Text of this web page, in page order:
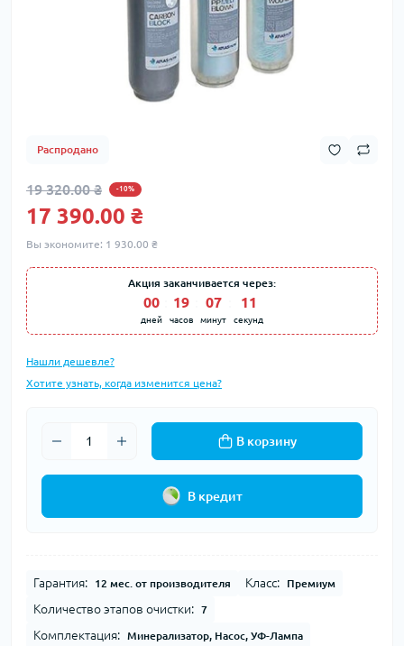
Распродано
19 320.00 ₴ -10%
17 390.00 ₴
Вы экономите: 1 930.00 ₴
Акция заканчивается через:
00
дней
19
часов
07
минут
11
секунд
Нашли дешевле?
Хотите узнать, когда изменится цена?
В корзину
В кредит
Гарантия: 12 мес. от производителя Класс: Премиум
Количество этапов очистки: 7
Комплектация: Минерализатор, Насос, УФ-Лампа